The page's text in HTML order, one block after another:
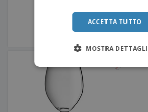
ACCETTA TUTTO
MOSTRA DETTAGLI